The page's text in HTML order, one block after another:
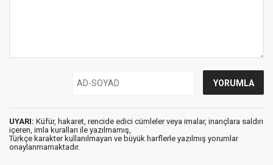
UYARI: Küfür, hakaret, rencide edici cümleler veya imalar, inançlara saldırı
içeren, imla kuralları ile yazılmamış,
Türkçe karakter kullanılmayan ve büyük harflerle yazılmış yorumlar
onaylanmamaktadır.